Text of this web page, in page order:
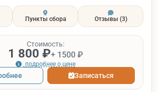
Пункты сбора Отзывы (3)
Стоимость:
1 800 ₽+ 1500 ₽
подробнее о цене
Записаться